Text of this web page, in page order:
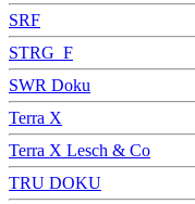
SRF
STRG_F
SWR Doku
Terra X
Terra X Lesch & Co
TRU DOKU